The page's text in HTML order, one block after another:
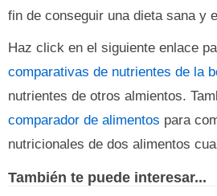
fin de conseguir una dieta sana y
Haz click en el siguiente enlace
comparativas de nutrientes de la
nutrientes de otros almientos.
comparador de alimentos para
nutricionales de dos alimentos
También te puede interesar...